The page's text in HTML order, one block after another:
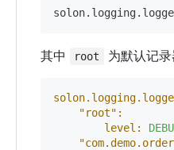
其中 root 为默认记
"root":
level: